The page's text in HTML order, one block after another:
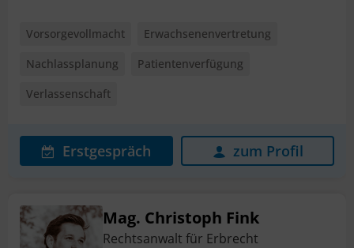
Vorsorgevollmacht
Erwachsenenvertretung
Nachlassplanung
Patientenverfügung
Verlassenschaft
Erstgespräch zum Profil
Mag. Christoph Fink
Rechtsanwalt für Erbrecht